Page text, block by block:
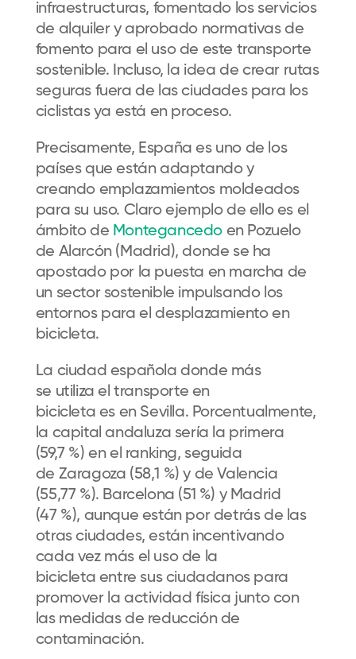
infraestructuras, fomentado los servicios
de alquiler y aprobado normativas de
fomento para el uso de este transporte
sostenible. Incluso, la idea de crear rutas
seguras fuera de las ciudadespara los
ciclistas ya está en proceso.
Precisamente, España es uno de los
países que están adaptando y
creando emplazamientos moldeados
para su uso. Claro ejemplo de ello es el
ámbito de Montegancedo en Pozuelo
de Alarcón (Madrid),donde se ha
apostado por la puesta en marcha de
un sector sostenible impulsando los
entornos para el desplazamiento en
bicicleta.
La ciudad españoladonde más
se utiliza el transporte en
bicicleta es en Sevilla. Porcentualmente,
la capital andaluza sería la primera
(59,7 %) en el ranking, seguida
de Zaragoza (58,1 %) y de Valencia
(55,77 %). Barcelona (51 %) y Madrid
(47 %), aunque están por detrás de las
otras ciudades, están incentivando
cada vez más el uso de la
bicicleta entre sus ciudadanos para
promover la actividad física junto con
las medidas de reducción de
contaminación.